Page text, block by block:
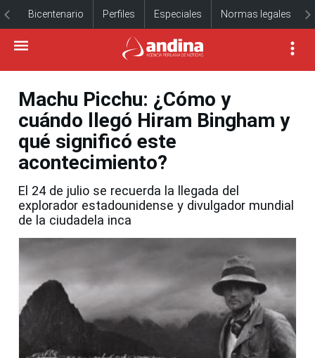
Bicentenario Perfiles Especiales Normas legales
Machu Picchu: ¿Cómo y
cuándo llegó Hiram Bingham y
qué significó este
acontecimiento?
El 24 de julio se recuerda la llegada del
explorador estadounidense y divulgador mundial
de la ciudadela inca